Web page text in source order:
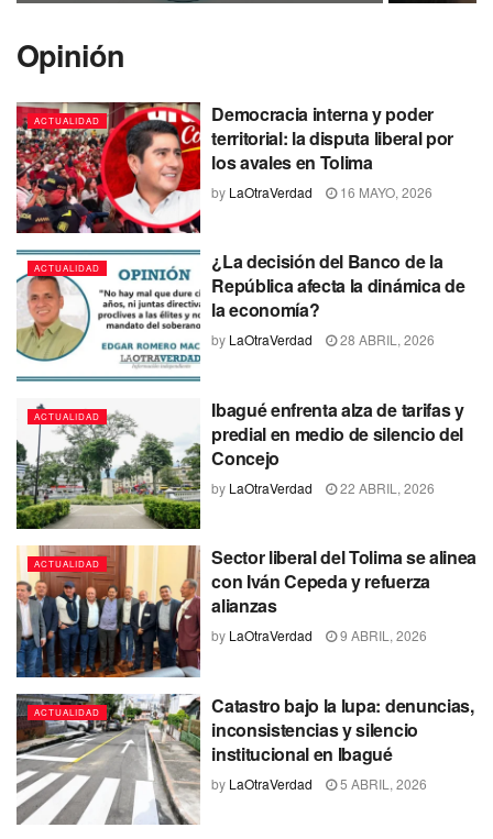
Opinión
ACTUALIDAD
Democracia interna y poder
territorial: la disputa liberal por
los avales en Tolima
by LaOtraVerdad 16 MAYO, 2026
ACTUALIDAD
¿La decisión del Banco de la
República afecta la dinámica de
la economía?
by LaOtraVerdad 28 ABRIL, 2026
ACTUALIDAD
Ibagué enfrenta alza de tarifas y
predial en medio de silencio del
Concejo
by LaOtraVerdad 22 ABRIL, 2026
ACTUALIDAD
Sector liberal del Tolima se alinea
con Iván Cepeda y refuerza
alianzas
by LaOtraVerdad 9 ABRIL, 2026
ACTUALIDAD
Catastro bajo la lupa: denuncias,
inconsistencias y silencio
institucional en Ibagué
by LaOtraVerdad 5 ABRIL, 2026